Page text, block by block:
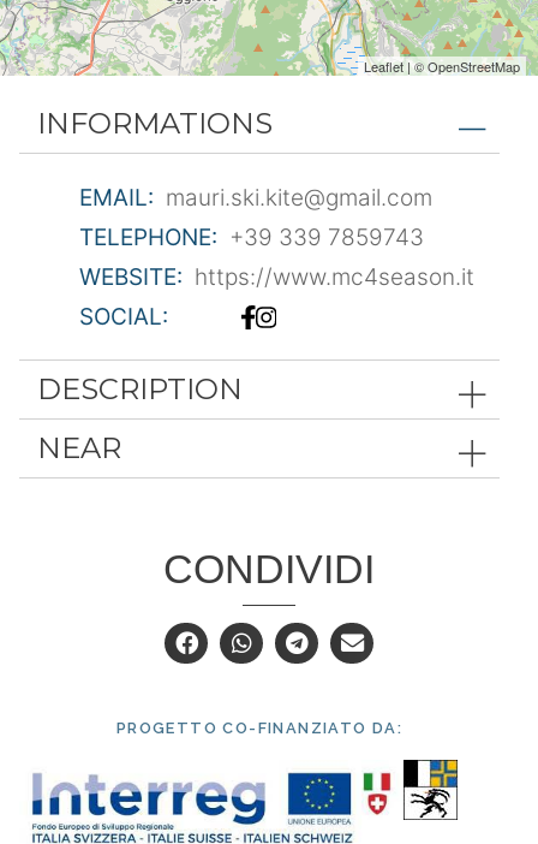
INFORMATIONS
EMAIL: mauri.ski.kite@gmail.com
TELEPHONE: +39 339 7859743
WEBSITE: https://www.mc4season.it
SOCIAL:
DESCRIPTION
NEAR
Leaflet | ©OpenStreetMap
CONDIVIDI
PROGETTO CO-FINANZIATO DA: